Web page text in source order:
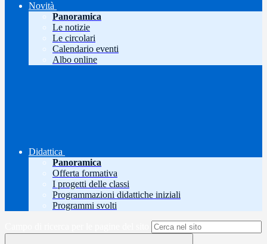
Novità
Panoramica
Le notizie
Le circolari
Calendario eventi
Albo online
Didattica
Panoramica
Offerta formativa
I progetti delle classi
Programmazioni didattiche iniziali
Programmi svolti